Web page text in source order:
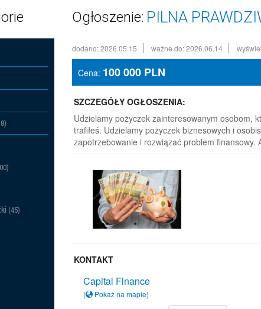
(45)
Ogłoszenie: PILNA
dodano: 2026.05.15 ważne do: 2026.06.14
Cena: 100 000 PLN
SZCZEGÓŁY OGŁOSZENIA:
Udzielamy pożyczek zainteresowanym osobom,
trafiłeś. Udzielamy pożyczek biznesowych i
zapotrzebowanie i rozwiązać problem finansowy.
KONTAKT
Capital Finance
( Pokaż na mapie)